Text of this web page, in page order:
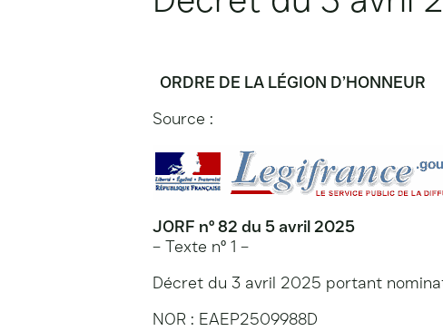
ORDRE DE LA LÉGION D’HONNEUR
Source :
JORF n° 82 du 5 avril 2025
– Texte n° 1 –
Décret du 3 avril 2025 portant
NOR : EAEP2509988D